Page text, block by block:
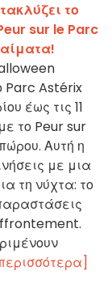
το
sur le Parc
Parc Astérix
έως τις 11
το Peur sur
Αυτή η
με μια
τη νύχτα: το